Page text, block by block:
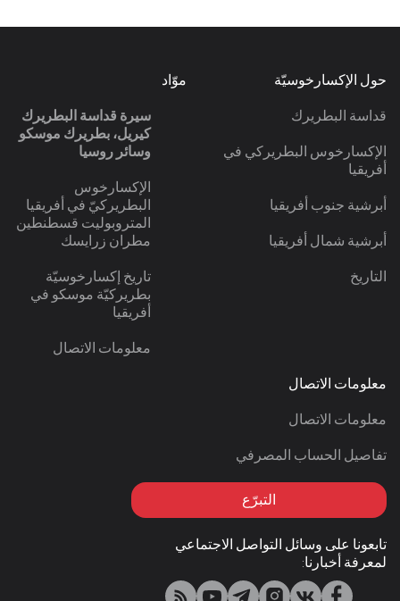
حول الإكسارخوسيّة
قداسة البطريرك
الإكسارخوس البطريركي في
أفريقيا
أبرشية جنوب أفريقيا
أبرشية شمال أفريقيا
التاريخ
موّاد
سيرة قداسة البطريرك
كيريل، بطريرك موسكو
وسائر روسيا
الإكسارخوس
البطريركيّ في أفريقيا
المتروبوليت قسطنطين
مطران زرايسك
تاريخ إكسارخوسيّة
بطريركيّة موسكو في
أفريقيا
معلومات الاتصال
معلومات الاتصال
معلومات الاتصال
تفاصيل الحساب المصرفي
التبرّع
تابعونا على وسائل التواصل الاجتماعي
لمعرفة أخبارنا: